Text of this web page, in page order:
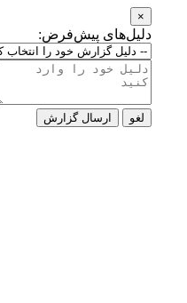
دلیل‌های پیش‌فرض:
ارسال گزارش